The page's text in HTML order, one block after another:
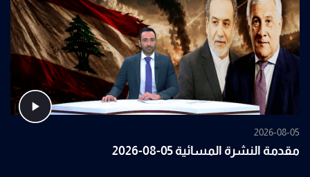
2026-08-05
مقدمة النشرة المسائية 05-08-2026